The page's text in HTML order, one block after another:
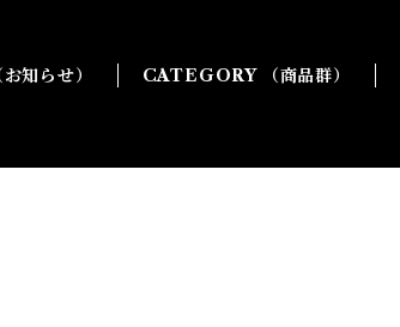
知らせ） CATEGORY （商品群）